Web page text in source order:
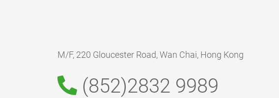
M/F, 220 Gloucester Road, Wan Chai, Hong Kong
(852)2832 9989